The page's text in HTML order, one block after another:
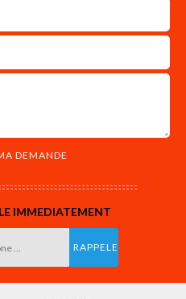
IMMEDIATEMENT